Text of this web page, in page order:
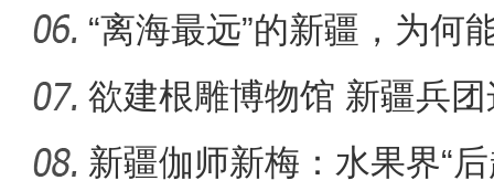
在？
“离海最远”的新疆，为何
欲建根雕博物馆 新疆兵
朽木？
新疆伽师新梅：水果界“